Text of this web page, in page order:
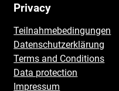
Privacy
Teilnahmebedingungen
Datenschutzerklärung
Terms and Conditions
Data protection
Impressum